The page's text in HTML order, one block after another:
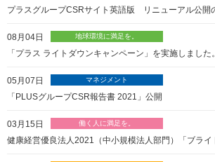
プラスグループCSRサイト英語版 リニューアル公開
08月04日
「プラス ライトダウンキャンペーン」を実施しました。
05月07日
「PLUSグループCSR報告書 2021」公開
03月15日
健康経営優良法人2021（中小規模法人部門）「ブライ